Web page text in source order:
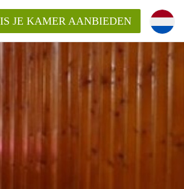
JE KAMER AANBIEDEN